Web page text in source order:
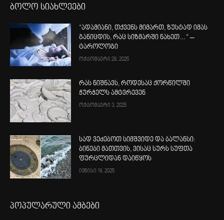
ბოლო სიახლეები
“ადამიანი, თქვენს მიმართ, ზუსტად იმას
განიცდის, რაც სიზმარში ნახეთ…“ –
ტაროლოგი
ოქტომბერი 28, 2025
რას ნიშნავს, როდესაც ქორწილში
ჭურჭელს ამტვრევენ
ოქტომბერი 3, 2025
სად ვეძებოთ სიმშვიდე და ბალანსი:
ბინები მათთვის, ვისაც სურს სუფთა
ფურცლიდან დაიწყოს
ივნისი 18, 2025
პოპულარული ამბები